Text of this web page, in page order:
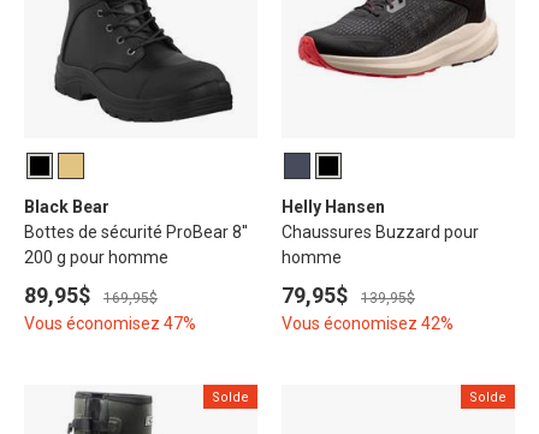
Black Bear
Bottes de sécurité ProBear 8''
200 g pour homme
89,95$ 169,95$
Vous économisez 47%
Helly Hansen
Chaussures Buzzard pour
homme
79,95$ 139,95$
Vous économisez 42%
Solde Solde